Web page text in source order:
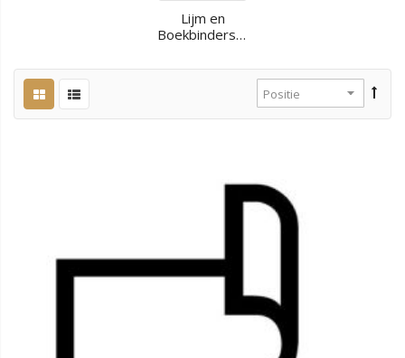
Lijm en
Boekbinderstijfsel